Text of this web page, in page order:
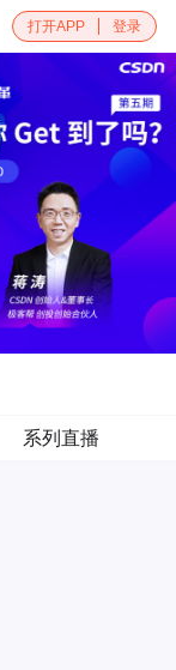
打开APP 登录
系列直播